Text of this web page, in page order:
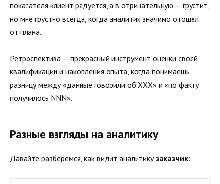
показателя клиент радуется, а в отрицательную — грустит,
но мне грустно всегда, когда аналитик значимо отошел
от плана.
Ретроспектива — прекрасный инструмент оценки своей
квалификации и накопления опыта, когда понимаешь
разницу между «данные говорили об ХХХ» и «по факту
получилось NNN».
Разные взгляды на аналитику
Давайте разберемся, как видит аналитикузаказчик: